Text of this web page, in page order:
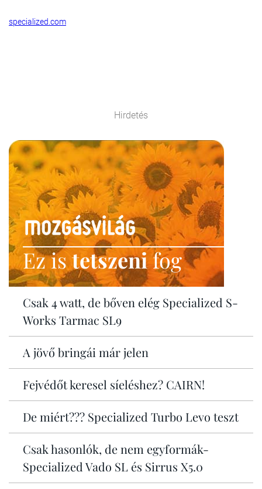
specialized.com
Hirdetés
Ez istetszenifog
Csak 4 watt, de bőven elég Specialized S-
Works Tarmac SL9
A jövő bringái már jelen
Fejvédőt keresel síeléshez? CAIRN!
De miért??? Specialized Turbo Levo teszt
Csak hasonlók, de nem egyformák-
Specialized Vado SL és Sirrus X5.0